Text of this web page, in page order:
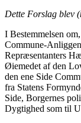
Dette Forslag blev
I Bestemmelsen
Commune-
Repræsentanters
Øiemedet af den
den ene Side
fra Statens
Side, Borgernes
Dygtighed som til